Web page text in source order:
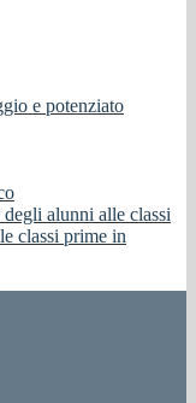
e potenziato
alunni alle classi
classi prime in